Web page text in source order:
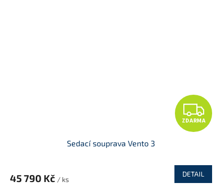
Z
D
R
ZDARMA
Sedací souprava Vento 3
45 790 Kč / ks
DETAIL